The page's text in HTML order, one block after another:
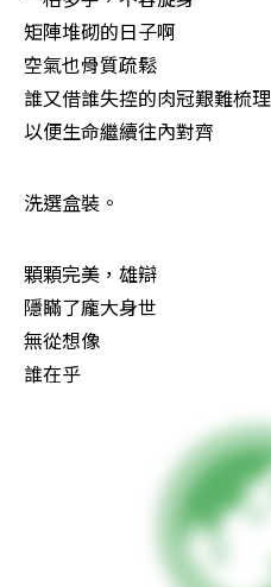
矩陣堆砌的日子啊
空氣也骨質疏鬆
誰又借誰失控的肉冠艱難梳理
以便生命繼續往內對齊
洗選盒裝。
顆顆完美，雄辯
隱瞞了龐大身世
無從想像
誰在乎